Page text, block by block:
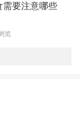
需要注意哪些
览